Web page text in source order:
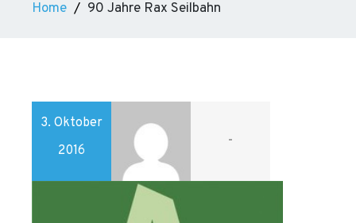
Home 90 Jahre Rax Seilbahn
3. Oktober
2016
-